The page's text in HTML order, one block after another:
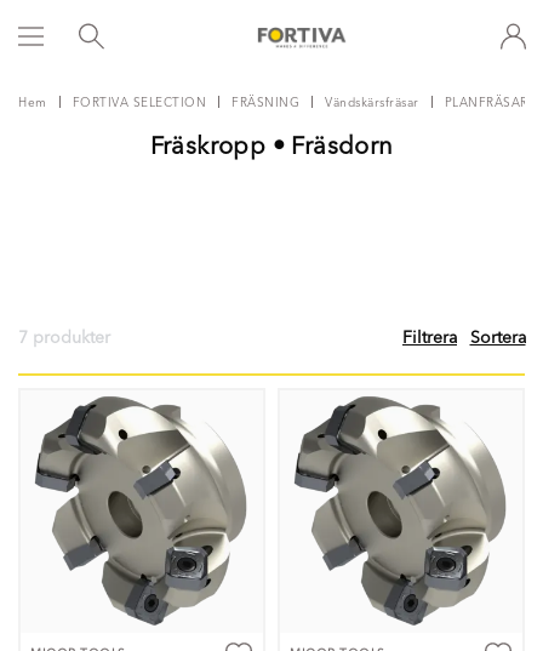
Hem FORTIVA SELECTION FRÄSNING Vändskärsfräsar PLANFRÄSAR
Fräskropp • Fräsdorn
7 produkter Filtrera Sortera